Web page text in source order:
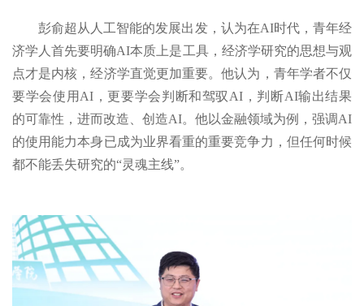
彭俞超从人工智能的发展出发，认为在AI时代，青年经
济学人首先要明确AI本质上是工具，经济学研究的思想与观
点才是内核，经济学直觉更加重要。他认为，青年学者不仅
要学会使用AI，更要学会判断和驾驭AI，判断AI输出结果
的可靠性，进而改造、创造AI。他以金融领域为例，强调AI
的使用能力本身已成为业界看重的重要竞争力，但任何时候
都不能丢失研究的“灵魂主线”。